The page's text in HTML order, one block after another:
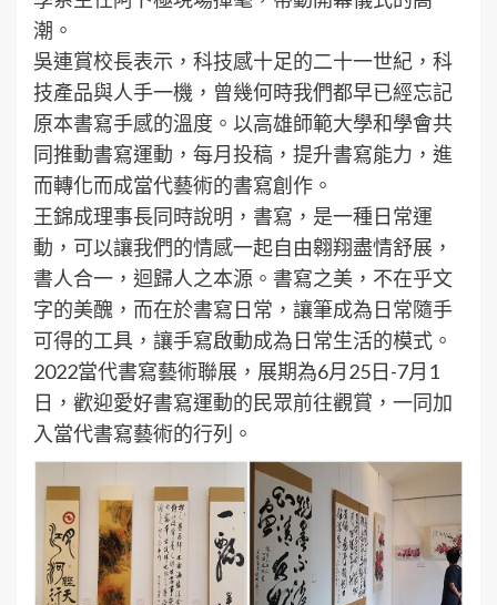
潮。
吳連賞校長表示，科技感十足的二十一世紀，科
技產品與人手一機，曾幾何時我們都早已經忘記
原本書寫手感的溫度。以高雄師範大學和學會共
同推動書寫運動，每月投稿，提升書寫能力，進
而轉化而成當代藝術的書寫創作。
王錦成理事長同時說明，書寫，是一種日常運
動，可以讓我們的情感一起自由翱翔盡情舒展，
書人合一，迴歸人之本源。書寫之美，不在乎文
字的美醜，而在於書寫日常，讓筆成為日常隨手
可得的工具，讓手寫啟動成為日常生活的模式。
2022當代書寫藝術聯展，展期為6月25日-7月1
日，歡迎愛好書寫運動的民眾前往觀賞，一同加
入當代書寫藝術的行列。